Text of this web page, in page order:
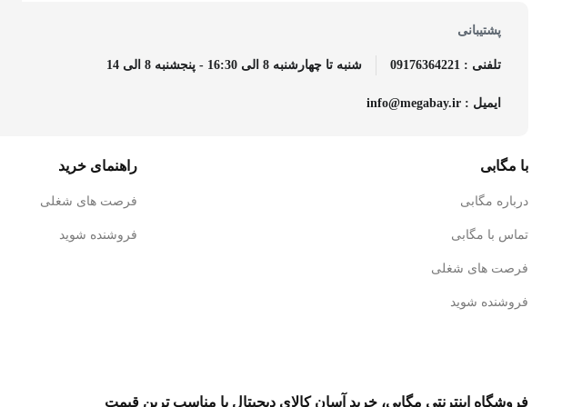
پشتیبانی
تلفنی : 09176364221 شنبه تا چهارشنبه 8 الی 16:30 - پنجشنبه 8 الی 14
ایمیل : info@megabay.ir
با مگابی
درباره مگابی
تماس با مگابی
فرصت های شغلی
فروشنده شوید
راهنمای خرید
فرصت های شغلی
فروشنده شوید
فروشگاه اینترنتی مگابی، خرید آسان کالای دیجیتال با مناسب ترین قیمت